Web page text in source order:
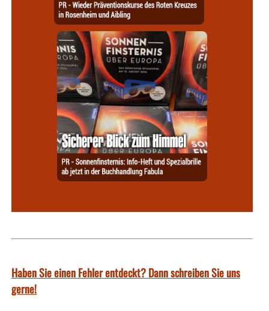
Haben Sie einen Fehler entdeckt? Dann schreiben Sie uns
gerne!